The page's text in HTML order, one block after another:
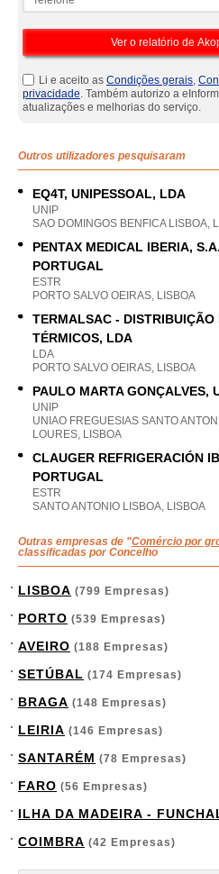
Li e aceito as Condições gerais,
privacidade. Também autorizo a
atualizações e melhorias do serviço.
Outros utilizadores pesquisaram
EQ4T, UNIPESSOAL, LDA
UNIP
SAO DOMINGOS BENFICA LISBOA,
PENTAX MEDICAL IBERIA,
PORTUGAL
ESTR
PORTO SALVO OEIRAS, LISBOA
TERMALSAC - DISTRIBUIÇÃO
TÉRMICOS, LDA
LDA
PORTO SALVO OEIRAS, LISBOA
PAULO MARTA GONÇALVES,
UNIP
UNIAO FREGUESIAS SANTO
LOURES, LISBOA
CLAUGER REFRIGERACIÓN
PORTUGAL
ESTR
SANTO ANTONIO LISBOA, LISBOA
Outras empresas de "Comércio por
classificadas por Concelho
LISBOA (799 Empresas)
PORTO (539 Empresas)
AVEIRO (188 Empresas)
SETÚBAL (174 Empresas)
BRAGA (148 Empresas)
LEIRIA (146 Empresas)
SANTARÉM (78 Empresas)
FARO (56 Empresas)
ILHA DA MADEIRA -
COIMBRA (42 Empresas)